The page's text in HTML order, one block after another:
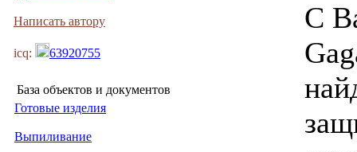
Написать автору
icq: 63920755
База объектов и документов
Готовые изделия
Выпиливание
С